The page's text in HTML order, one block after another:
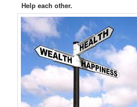
Help each other.